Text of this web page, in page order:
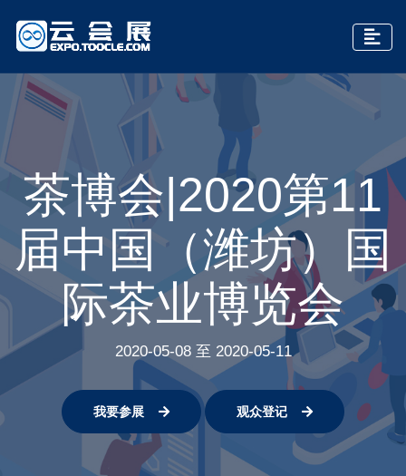
茶博会|2020第11
届中国（潍坊）国
际茶业博览会
2020-05-08 至 2020-05-11
我要参展 观众登记